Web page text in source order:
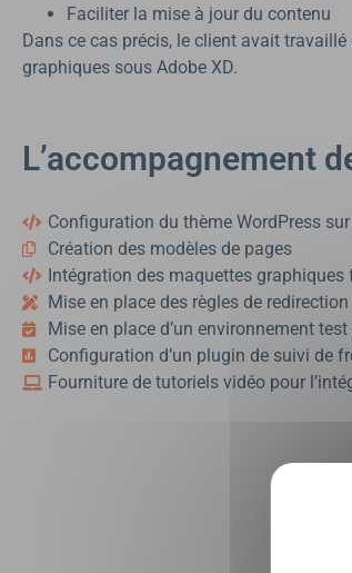
Faciliter la mise à jour du contenu
Dans ce cas précis, le client avait
graphiques sous Adobe XD.
L’accompagnement
Configuration du thème WordPress
Création des modèles de pages
Intégration des maquettes graphiques
Mise en place des règles de redirection
Mise en place d’un environnement
Configuration d’un plugin de suivi de
Fourniture de tutoriels vidéo pour